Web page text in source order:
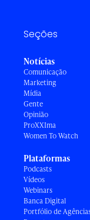
Seções
Notícias
Comunicação
Marketing
Mídia
Gente
Opinião
ProXXIma
Women To Watch
Plataformas
Podcasts
Vídeos
Webinars
Banca Digital
Portfólio de